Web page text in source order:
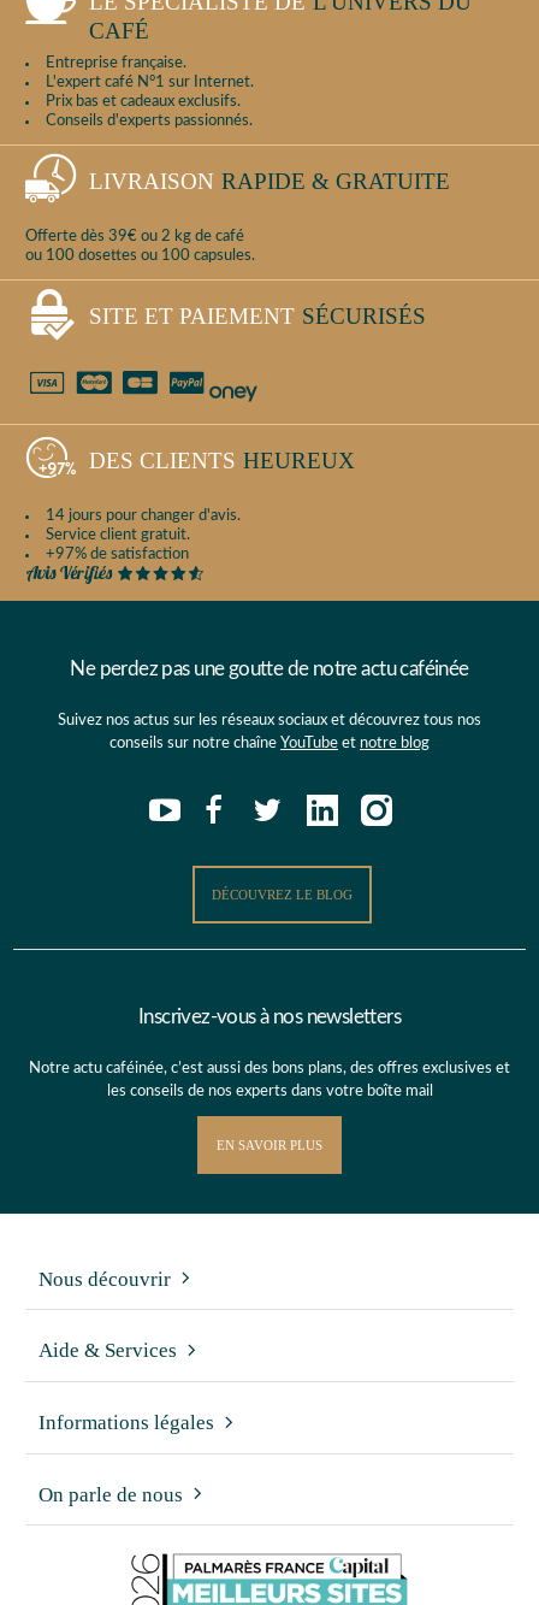
CAFÉ
Entreprise française.
L'expert café N°1 sur Internet.
Prix bas et cadeaux exclusifs.
Conseils d'experts passionnés.
LIVRAISON RAPIDE & GRATUITE
Offerte dès 39€ ou 2 kg de café
ou 100 dosettes ou 100 capsules.
SITE ET PAIEMENT SÉCURISÉS
DES CLIENTS HEUREUX
14 jours pour changer d'avis.
Service client gratuit.
+97% de satisfaction
Ne perdez pas une goutte de notre actu caféinée
Suivez nos actus sur les réseaux sociaux et découvrez tous nos
conseils sur notre chaîne YouTube et notre blog
DÉCOUVREZ LE BLOG
Inscrivez-vous à nos newsletters
Notre actu caféinée, c’est aussi des bons plans, des offres exclusives et
les conseils de nos experts dans votre boîte mail
EN SAVOIR PLUS
Nous découvrir
Aide & Services
Informations légales
On parle de nous